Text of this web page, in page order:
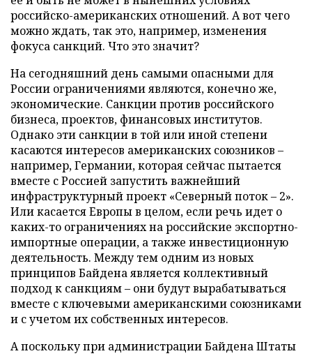
российско-американских отношений. А вот чего
можно ждать, так это, например, изменения
фокуса санкций. Что это значит?
На сегодняшний день самыми опасными для
России ограничениями являются, конечно же,
экономические. Санкции против российского
бизнеса, проектов, финансовых институтов.
Однако эти санкции в той или иной степени
касаются интересов американских союзников –
например, Германии, которая сейчас пытается
вместе с Россией запустить важнейший
инфраструктурный проект «Северный поток – 2».
Или касается Европы в целом, если речь идет о
каких-то ограничениях на российские экспортно-
импортные операции, а также инвестиционную
деятельность. Между тем одним из новых
принципов Байдена является коллективный
подход к санкциям – они будут вырабатываться
вместе с ключевыми американскими союзниками
и с учетом их собственных интересов.
А поскольку при администрации Байдена Штаты